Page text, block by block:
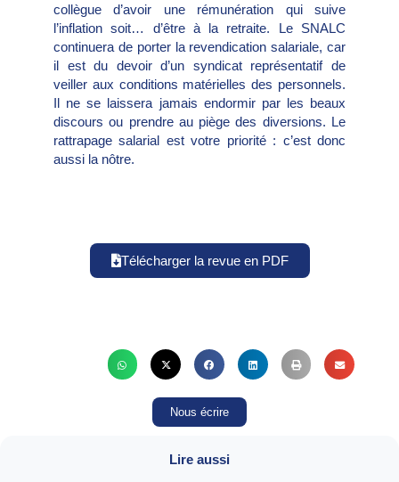
collègue d’avoir une rémunération qui suive
l’inflation soit… d’être à la retraite. Le SNALC
continuera de porter la revendication salariale, car
il est du devoir d’un syndicat représentatif de
veiller aux conditions matérielles des personnels.
Il ne se laissera jamais endormir par les beaux
discours ou prendre au piège des diversions. Le
rattrapage salarial est votre priorité : c’est donc
aussi la nôtre.
Télécharger la revue en PDF
Nous écrire
Lire aussi